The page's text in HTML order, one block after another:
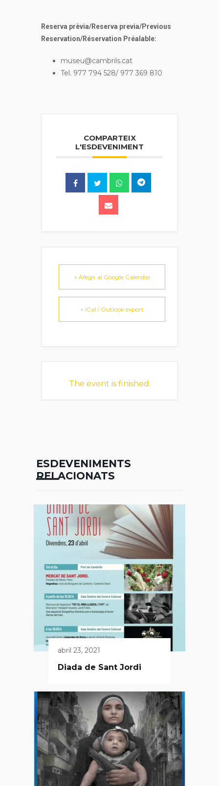
Reserva prèvia/Reserva previa/Previous
Reservation/Réservation Préalable:
museu@cambrils.cat
Tel. 977 794 528/ 977 369 810
COMPARTEIX
L'ESDEVENIMENT
+ Afegir al Google Calendar
+ iCal / Outlook export
The event is finished.
ESDEVENIMENTS
RELACIONATS
abril 23, 2021
Diada de Sant Jordi